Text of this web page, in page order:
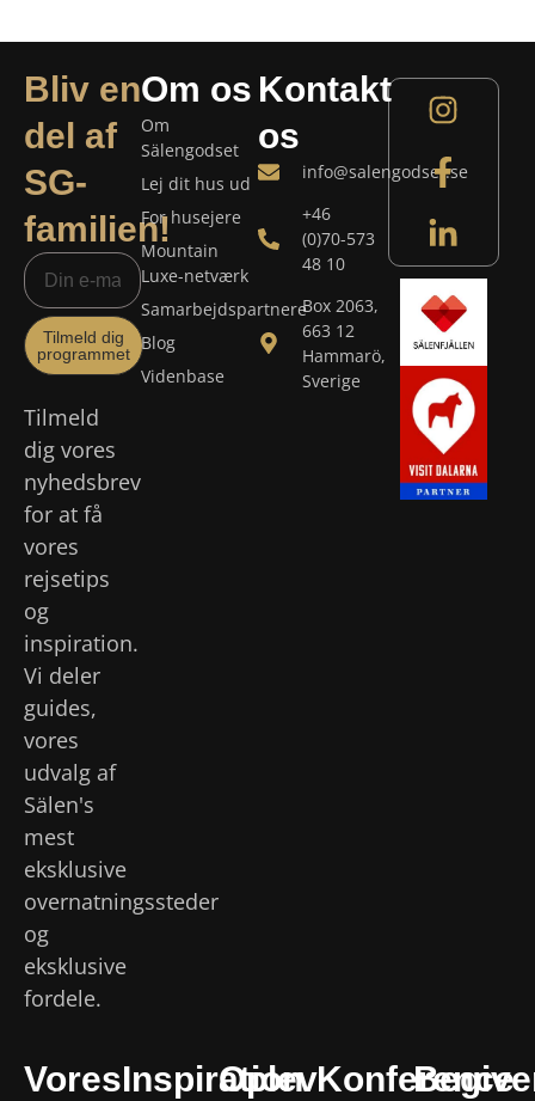
Bliv en
del af
SG-
familien!
Tilmeld dig
programmet
Tilmeld
dig vores
nyhedsbrev
for at få
vores
rejsetips
og
inspiration.
Vi deler
guides,
vores
udvalg af
Sälen's
mest
eksklusive
overnatningssteder
og
eksklusive
fordele.
Om os
Om
Sälengodset
Lej dit hus ud
For husejere
Mountain
Luxe-netværk
Samarbejdspartnere
Blog
Videnbase
Kontakt
os
info@salengodset.se
+46
(0)70-573
48 10
Box 2063,
663 12
Hammarö,
Sverige
VoresInspiration
OplevKonference